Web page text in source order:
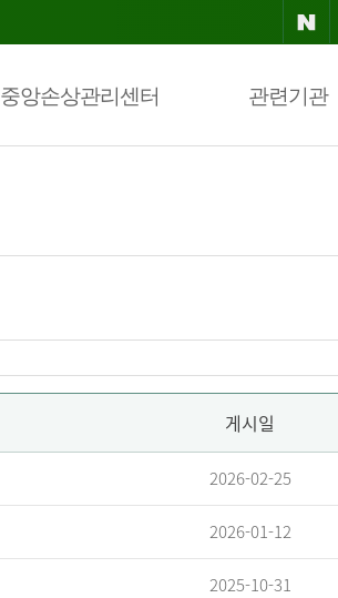
중앙손상관리센터 관련기관
게시일
2026-02-25
2026-01-12
2025-10-31